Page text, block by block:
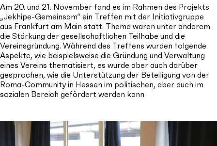
Am 20. und 21. November fand es im Rahmen des Projekts
„Jekhipe-Gemeinsam“ ein Treffen mit der Initiativgruppe
aus Frankfurt am Main statt. Thema waren unter anderem
die Stärkung der gesellschaftlichen Teilhabe und die
Vereinsgründung. Während des Treffens wurden folgende
Aspekte, wie beispielsweise die Gründung und Verwaltung
eines Vereins thematisiert, es wurde aber auch darüber
gesprochen, wie die Unterstützung der Beteiligung von der
Roma-Community in Hessen im politischen, aber auch im
sozialen Bereich gefördert werden kann